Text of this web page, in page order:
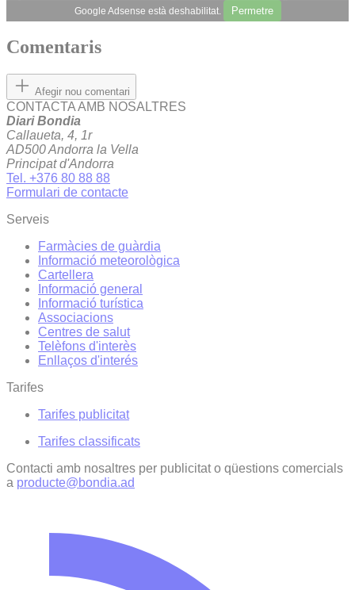
Google Adsense està deshabilitat. Permetre
Comentaris
Afegir nou comentari
CONTACTA AMB NOSALTRES
Diari Bondia
Callaueta, 4, 1r
AD500 Andorra la Vella
Principat d'Andorra
Tel. +376 80 88 88
Formulari de contacte
Serveis
Farmàcies de guàrdia
Informació meteorològica
Cartellera
Informació general
Informació turística
Associacions
Centres de salut
Telèfons d'interès
Enllaços d'interés
Tarifes
Tarifes publicitat
Tarifes classificats
Contacti amb nosaltres per publicitat o qüestions comercials
a producte@bondia.ad